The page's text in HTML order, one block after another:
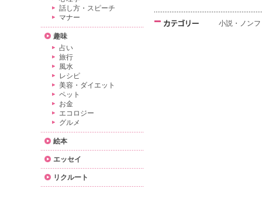
小説・ノン
話し方・スピーチ
マナー
趣味
占い
旅行
風水
レシピ
美容・ダイエット
ペット
お金
エコロジー
グルメ
絵本
エッセイ
リクルート